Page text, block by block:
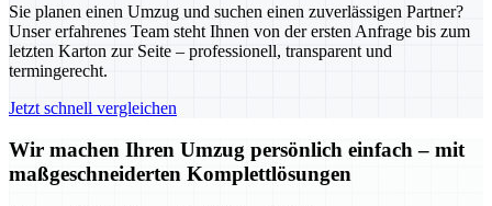
Sie planen einen Umzug und suchen einen zuverlässigen Partner?
Unser erfahrenes Team steht Ihnen von der ersten Anfrage bis zum
letzten Karton zur Seite – professionell, transparent und
termingerecht.
Jetzt schnell vergleichen
Wir machen Ihren Umzug persönlich einfach – mit
maßgeschneiderten Komplettlösungen